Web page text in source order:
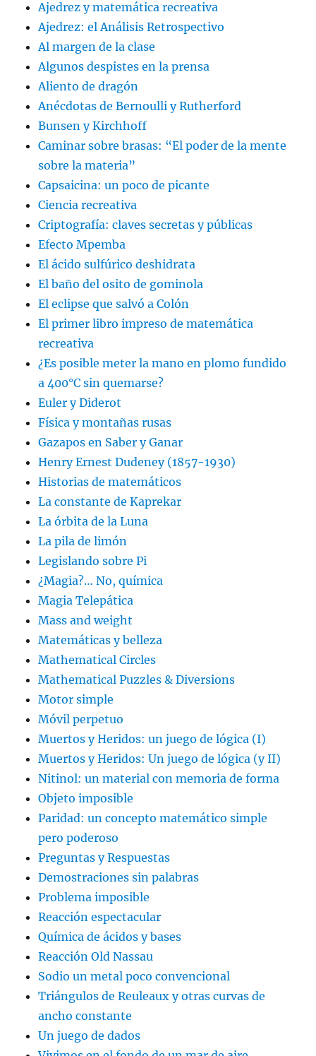
Ajedrez y matemática recreativa
Ajedrez: el Análisis Retrospectivo
Al margen de la clase
Algunos despistes en la prensa
Aliento de dragón
Anécdotas de Bernoulli y Rutherford
Bunsen y Kirchhoff
Caminar sobre brasas: “El poder de la mente
sobre la materia”
Capsaicina: un poco de picante
Ciencia recreativa
Criptografía: claves secretas y públicas
Efecto Mpemba
El ácido sulfúrico deshidrata
El baño del osito de gominola
El eclipse que salvó a Colón
El primer libro impreso de matemática
recreativa
¿Es posible meter la mano en plomo fundido
a 400°C sin quemarse?
Euler y Diderot
Física y montañas rusas
Gazapos en Saber y Ganar
Henry Ernest Dudeney (1857-1930)
Historias de matemáticos
La constante de Kaprekar
La órbita de la Luna
La pila de limón
Legislando sobre Pi
¿Magia?… No, química
Magia Telepática
Mass and weight
Matemáticas y belleza
Mathematical Circles
Mathematical Puzzles & Diversions
Motor simple
Móvil perpetuo
Muertos y Heridos: un juego de lógica (I)
Muertos y Heridos: Un juego de lógica (y II)
Nitinol: un material con memoria de forma
Objeto imposible
Paridad: un concepto matemático simple
pero poderoso
Preguntas y Respuestas
Demostraciones sin palabras
Problema imposible
Reacción espectacular
Química de ácidos y bases
Reacción Old Nassau
Sodio un metal poco convencional
Triángulos de Reuleaux y otras curvas de
ancho constante
Un juego de dados